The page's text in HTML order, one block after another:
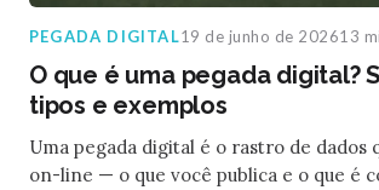
PEGADA DIGITAL19 de junho de 202613
O que é uma pegada digital?
tipos e exemplos
Uma pegada digital é o rastro de dados
on-line — o que você publica e o que é